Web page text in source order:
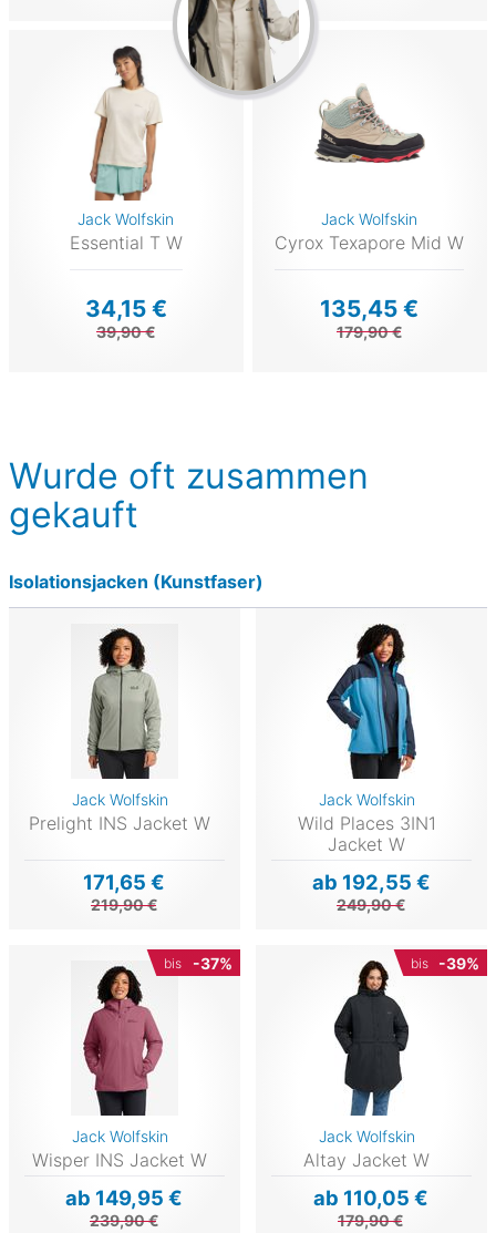
Jack Wolfskin
Essential T W
34,15 €
39,90 €
Jack Wolfskin
Cyrox Texapore Mid W
135,45 €
179,90 €
Wurde oft zusammen
gekauft
Isolationsjacken (Kunstfaser)
Jack Wolfskin
Prelight INS Jacket W
171,65 €
219,90 €
Jack Wolfskin
Wild Places 3IN1
Jacket W
ab 192,55 €
249,90 €
bis -37%
Jack Wolfskin
Wisper INS Jacket W
ab 149,95 €
239,90 €
bis -39%
Jack Wolfskin
Altay Jacket W
ab 110,05 €
179,90 €